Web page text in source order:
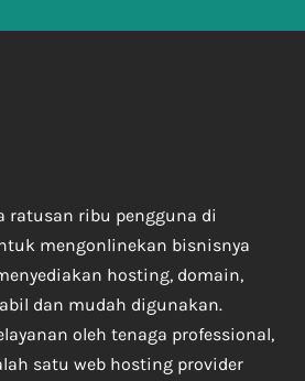
ratusan ribu pengguna di
mengonlinekan bisnisnya
hosting, domain,
dan mudah digunakan.
oleh tenaga professional,
satu web hosting provider